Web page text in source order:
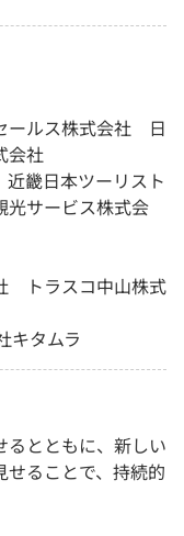
ールス株式会社 日
会社
畿日本ツーリスト
サービス株式会
トラスコ中山株式
キタムラ
とともに、新しい
ることで、持続的